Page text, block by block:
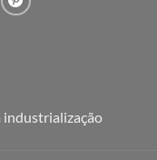
industrialização